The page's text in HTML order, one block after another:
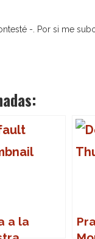
-. Por si me
a la